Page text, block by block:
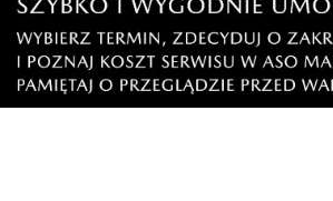
Podziel się tym artkułem z
Czytaj również